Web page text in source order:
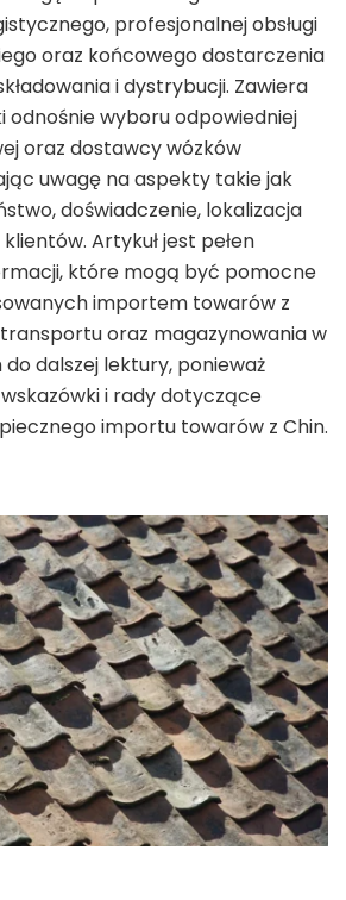
profesjonalnej obsługi
oraz końcowego dostarczenia
i dystrybucji. Zawiera
odnośnie wyboru odpowiedniej
oraz dostawcy wózków
uwagę na aspekty takie jak
doświadczenie, lokalizacja
Artykuł jest pełen
które mogą być pomocne
importem towarów z
oraz magazynowania w
dalszej lektury, ponieważ
i rady dotyczące
importu towarów z Chin.